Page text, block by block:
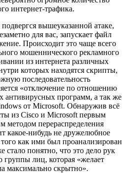
интернет-трафика.
вышеуказанной атаке,
для вас, запускает файл
Происходит это чаще всего
мошеннического рекламного
из интернета различных
которых находятся скрипты,
последовательность
«отключение по отношению
антивирусных программ, а так же
от Microsoft. Обнаружив всё
из Cisco и Microsoft первым
методом перераспределения
какое-нибудь не дружелюбное
как ими был проанализирован
стало понятно, что это дело рук
группы лиц, которая «желает
максимально скрытно».